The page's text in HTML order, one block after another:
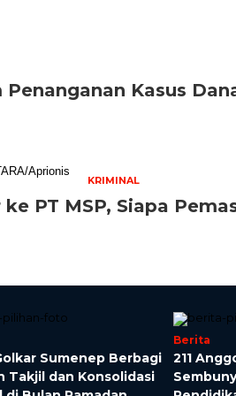
Kasus
KRIMINAL
PT MSP, Siapa
Sumenep Berbagi
Takjil dan Konsolidasi
Berita
211